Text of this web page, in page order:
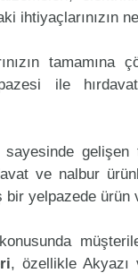
ihtiyaçlarınızın
tamamına
ile
ve nalbur
yelpazede ürün
, özellikle Akyazı